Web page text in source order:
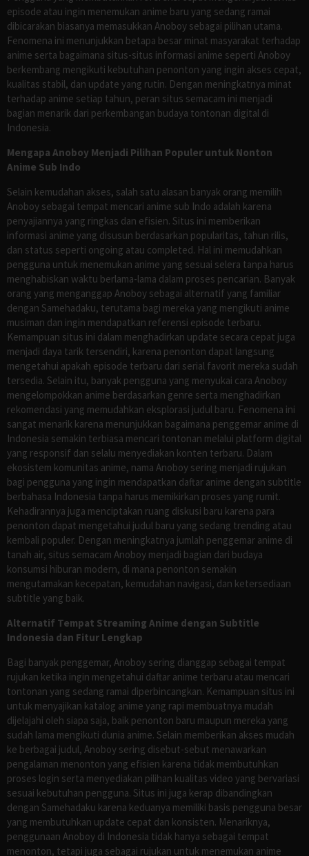
episode atau ingin menemukan anime baru yang sedang ramai
dibicarakan biasanya memasukkan Anoboy sebagai pilihan utama.
Fenomena ini menunjukkan betapa besar minat masyarakat terhadap
anime serta bagaimana situs-situs informasi anime seperti Anoboy
berkembang mengikuti kebutuhan penonton yang ingin akses cepat,
kualitas stabil, dan update yang rutin. Dengan meningkatnya minat
terhadap anime setiap tahun, peran situs semacam ini menjadi
bagian menarik dari perkembangan budaya tontonan digital di
Indonesia.
Mengapa Anoboy Menjadi Pilihan Populer untuk Nonton
Anime Sub Indo
Selain kemudahan akses, salah satu alasan banyak orang memilih
Anoboy sebagai tempat mencari anime sub Indo adalah karena
penyajiannya yang ringkas dan efisien. Situs ini memberikan
informasi anime yang disusun berdasarkan popularitas, tahun rilis,
dan status seperti ongoing atau completed. Hal ini memudahkan
pengguna untuk menemukan anime yang sesuai selera tanpa harus
menghabiskan waktu berlama-lama dalam proses pencarian. Banyak
orang yang menganggap Anoboy sebagai alternatif yang familiar
dengan Samehadaku, terutama bagi mereka yang mengikuti anime
musiman dan ingin mendapatkan referensi episode terbaru.
Kemampuan situs ini dalam menghadirkan update secara cepat juga
menjadi daya tarik tersendiri, karena penonton dapat langsung
mengetahui apakah episode terbaru dari serial favorit mereka sudah
tersedia. Selain itu, banyak pengguna yang menyukai cara Anoboy
mengelompokkan anime berdasarkan genre serta menghadirkan
rekomendasi yang memudahkan eksplorasi judul baru. Fenomena ini
sangat menarik karena menunjukkan bagaimana penggemar anime di
Indonesia semakin terbiasa mencari tontonan melalui platform digital
yang responsif dan selalu menyediakan konten terbaru. Dalam
ekosistem komunitas anime, nama Anoboy sering menjadi rujukan
bagi pengguna yang ingin mendapatkan daftar anime dengan subtitle
berbahasa Indonesia tanpa harus memikirkan proses yang rumit.
Kehadirannya juga menciptakan ruang diskusi baru karena para
penonton dapat mengetahui judul baru yang sedang trending atau
kembali populer. Dengan meningkatnya jumlah penggemar anime di
tanah air, situs semacam Anoboy menjadi bagian dari budaya
konsumsi hiburan modern, di mana penonton semakin
mengutamakan kecepatan, kemudahan navigasi, dan ketersediaan
subtitle yang baik.
Alternatif Tempat Streaming Anime dengan Subtitle
Indonesia dan Fitur Lengkap
Bagi banyak penggemar, Anoboy sering dianggap sebagai tempat
rujukan ketika ingin mengetahui daftar anime terbaru atau mencari
tontonan yang sedang ramai diperbincangkan. Kemampuan situs ini
untuk menyajikan katalog anime yang rapi membuatnya mudah
dijelajahi oleh siapa saja, baik penonton baru maupun mereka yang
sudah lama mengikuti dunia anime. Selain memberikan akses mudah
ke berbagai judul, Anoboy sering disebut-sebut menawarkan
pengalaman menonton yang efisien karena tidak membutuhkan
proses login serta menyediakan pilihan kualitas video yang bervariasi
sesuai kebutuhan pengguna. Situs ini juga kerap dibandingkan
dengan Samehadaku karena keduanya memiliki basis pengguna besar
yang membutuhkan update cepat dan konsisten. Menariknya,
penggunaan Anoboy di Indonesia tidak hanya sebagai tempat
menonton, tetapi juga sebagai rujukan untuk menemukan anime